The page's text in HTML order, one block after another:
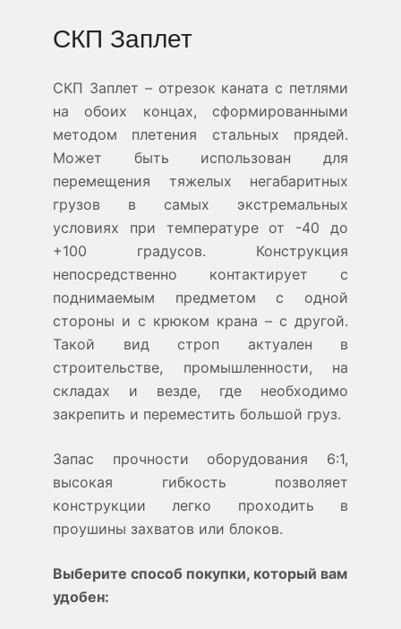
СКП Заплет
СКП Заплет – отрезок каната с петлями
на обоих концах, сформированными
методом плетения стальных прядей.
Может быть использован для
перемещения тяжелых негабаритных
грузов в самых экстремальных
условиях при температуре от -40 до
+100 градусов. Конструкция
непосредственно контактирует с
поднимаемым предметом с одной
стороны и с крюком крана – с другой.
Такой вид строп актуален в
строительстве, промышленности, на
складах и везде, где необходимо
закрепить и переместить большой груз.
Запас прочности оборудования 6:1,
высокая гибкость позволяет
конструкции легко проходить в
проушины захватов или блоков.
Выберите способ покупки, который вам
удобен: